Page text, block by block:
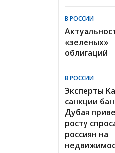
В РОССИИ
«зеленых»
облигаций
В РОССИИ
Эксперты
санкции
Дубая
росту
россиян на